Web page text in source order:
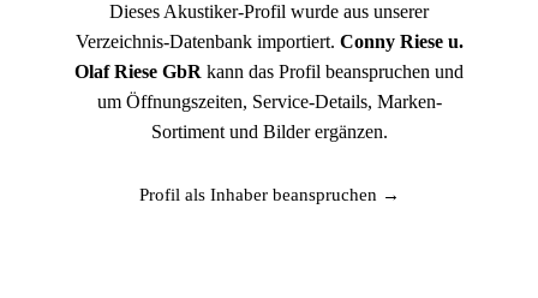
Dieses Akustiker-Profil wurde aus unserer
Verzeichnis-Datenbank importiert. Conny Riese u.
Olaf Riese GbR kann das Profil beanspruchen und
um Öffnungszeiten, Service-Details, Marken-
Sortiment und Bilder ergänzen.
Profil als Inhaber beanspruchen →